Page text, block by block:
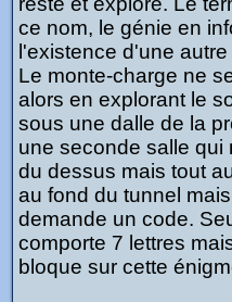
ce nom, le génie en
l'existence d'une
Le monte-charge ne
alors en explorant le
sous une dalle de la
une seconde salle qui
du dessus mais tout
au fond du tunnel
demande un code.
comporte 7 lettres
bloque sur cette